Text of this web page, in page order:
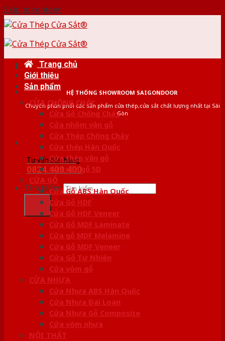
Skip to content
HỆ THỐNG SHOWROOM SAIGONDOOR
Chuyên phân phối các sản phẩm cửa thép,cửa sắt chất lượng nhất tại Sài
Gòn
Tư vấn bán hàng
0824.400.400
Tìm kiếm:
Trang chủ
Giới thiệu
Sản phẩm
CỬA CHỐNG CHÁY
Cửa Gỗ Chống Cháy
Cửa nhôm vân gỗ
Cửa Thép Chống Cháy
Cửa thép Hàn Quốc
Cửa thép vân gỗ
Cửa vân gỗ 5D
CỬA GỖ
Cửa Gỗ ABS Hàn Quốc
Cửa Gỗ HDF
Cửa Gỗ HDF Veneer
Cửa Gỗ MDF Laminate
Cửa gỗ MDF Melamine
Cửa Gỗ MDF Veneer
Cửa Gỗ Tự Nhiên
Cửa vòm gỗ
CỬA NHỰA
Cửa Nhựa ABS Hàn Quốc
Cửa Nhựa Đài Loan
Cửa Nhựa Gỗ Composite
Cửa vòm nhựa
NỘI THẤT